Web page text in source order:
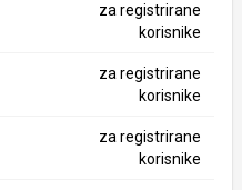
za registrirane
korisnike
za registrirane
korisnike
za registrirane
korisnike